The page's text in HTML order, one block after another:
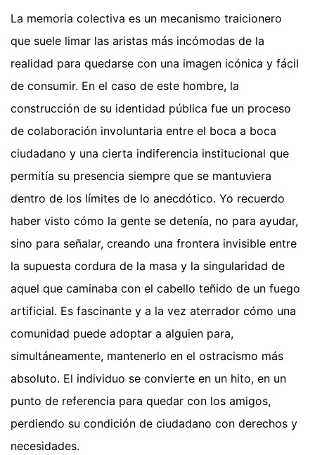
La memoria colectiva es un mecanismo traicionero
que suele limar las aristas más incómodas de la
realidad para quedarse con una imagen icónica y fácil
de consumir. En el caso de este hombre, la
construcción de su identidad pública fue un proceso
de colaboración involuntaria entre el boca a boca
ciudadano y una cierta indiferencia institucional que
permitía su presencia siempre que se mantuviera
dentro de los límites de lo anecdótico. Yo recuerdo
haber visto cómo la gente se detenía, no para ayudar,
sino para señalar, creando una frontera invisible entre
la supuesta cordura de la masa y la singularidad de
aquel que caminaba con el cabello teñido de un fuego
artificial. Es fascinante y a la vez aterrador cómo una
comunidad puede adoptar a alguien para,
simultáneamente, mantenerlo en el ostracismo más
absoluto. El individuo se convierte en un hito, en un
punto de referencia para quedar con los amigos,
perdiendo su condición de ciudadano con derechos y
necesidades.